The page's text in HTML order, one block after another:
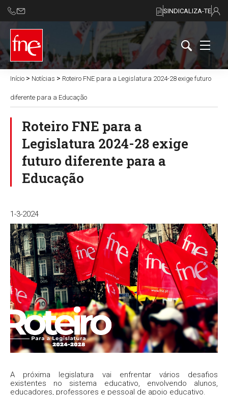
SINDICALIZA-TE
Início > Notícias > Roteiro FNE para a Legislatura 2024-28 exige futuro
diferente para a Educação
Roteiro FNE para a
Legislatura 2024-28 exige
futuro diferente para a
Educação
1-3-2024
A próxima legislatura vai enfrentar vários desafios
existentes no sistema educativo, envolvendo alunos,
educadores, professores e pessoal de apoio educativo.